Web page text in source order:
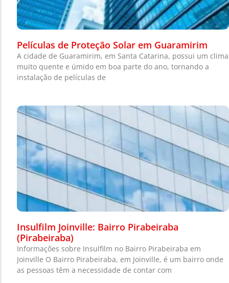
Películas de Proteção Solar em Guaramirim
A cidade de Guaramirim, em Santa Catarina, possui um clima
muito quente e úmido em boa parte do ano, tornando a
instalação de películas de
Insulfilm Joinville: Bairro Pirabeiraba
(Pirabeiraba)
Informações sobre Insulfilm no Bairro Pirabeiraba em
Joinville O Bairro Pirabeiraba, em Joinville, é um bairro onde
as pessoas têm a necessidade de contar com